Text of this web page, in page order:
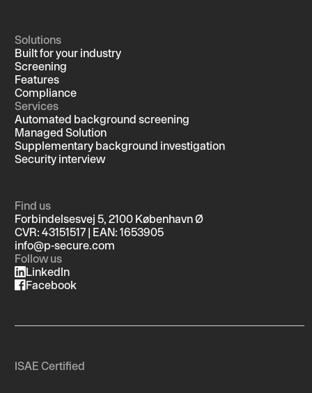
Solutions
Built for your industry
Screening
Features
Compliance
Services
Automated background screening
Managed Solution
Supplementary background investigation
Security interview
Find us
Forbindelsesvej 5, 2100 København Ø
CVR: 43151517 | EAN: 1653905
info@p-secure.com
Follow us
LinkedIn
Facebook
ISAE Certified